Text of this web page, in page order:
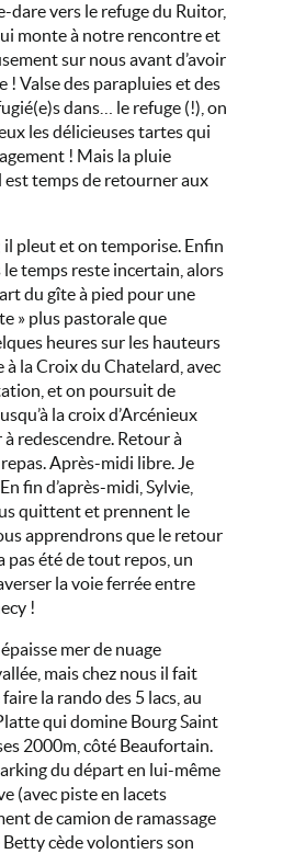
dare vers le refuge du Ruitor,
monte à notre rencontre et
sur nous avant d’avoir
! Valse des parapluies et des
dans… le refuge (!), on
les délicieuses tartes qui
! Mais la pluie
est temps de retourner aux
il pleut et on temporise. Enfin
le temps reste incertain, alors
du gîte à pied pour une
» plus pastorale que
heures sur les hauteurs
à la Croix du Chatelard, avec
et on poursuit de
la croix d’Arcénieux
redescendre. Retour à
repas. Après-midi libre. Je
fin d’après-midi, Sylvie,
quittent et prennent le
apprendrons que le retour
pas été de tout repos, un
la voie ferrée entre
!
mer de nuage
mais chez nous il fait
la rando des 5 lacs, au
qui domine Bourg Saint
2000m, côté Beaufortain.
du départ en lui-même
(avec piste en lacets
de camion de ramassage
cède volontiers son